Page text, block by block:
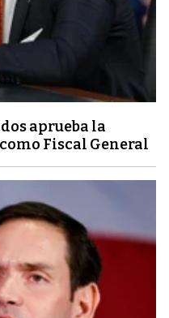
aprueba la
Fiscal General